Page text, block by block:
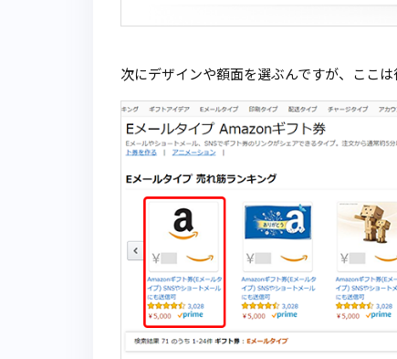
次にデザインや額面を選ぶんですが、ここ